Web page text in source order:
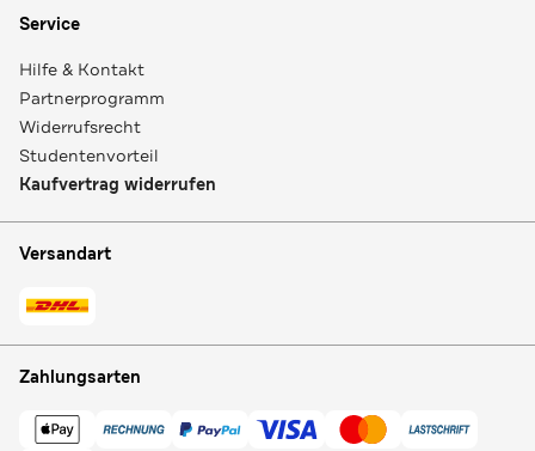
Service
Hilfe & Kontakt
Partnerprogramm
Widerrufsrecht
Studentenvorteil
Kaufvertrag widerrufen
Versandart
Zahlungsarten